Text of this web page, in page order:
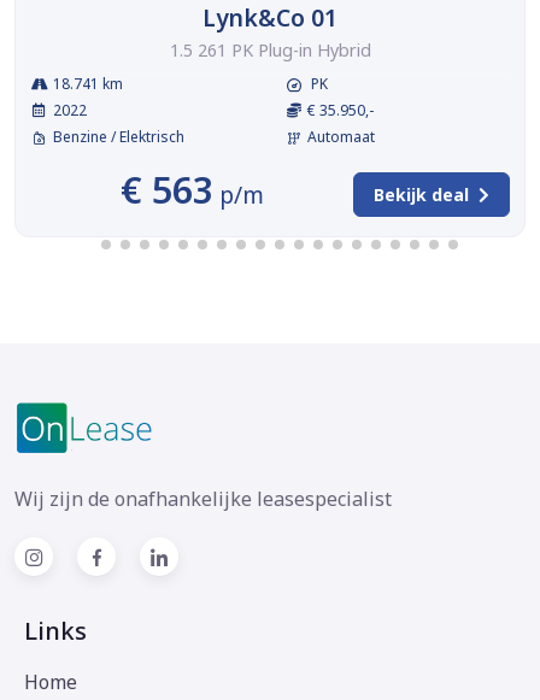
Lynk&Co 01
1.5 261 PK Plug-in Hybrid
18.741 km
2022
Benzine / Elektrisch
PK
€ 35.950,-
Automaat
€ 563 p/m Bekijk deal
Wij zijn de onafhankelijke leasespecialist
Links
Home